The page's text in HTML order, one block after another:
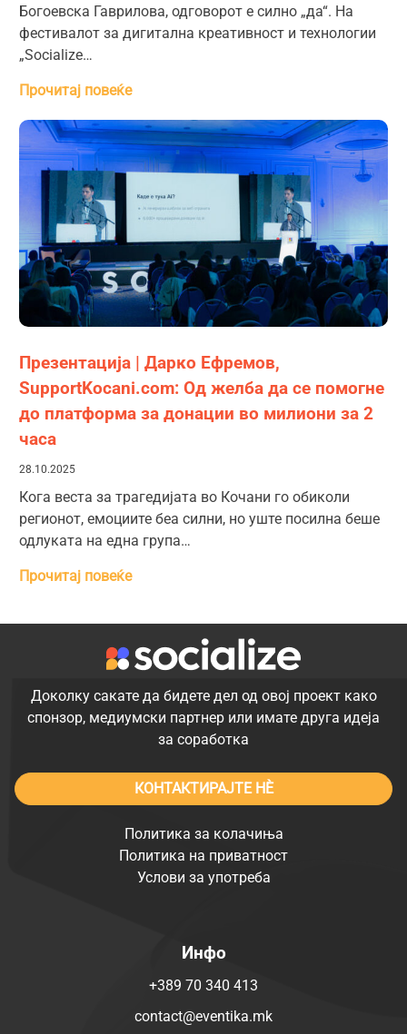
Богоевска Гаврилова, одговорот е силно „да“. На
фестивалот за дигитална креативност и технологии
„Socialize…
Прочитај повеќе
Презентација | Дарко Ефремов,
SupportKocani.com: Од желба да се помогне
до платформа за донации во милиони за 2
часа
28.10.2025
Кога веста за трагедијата во Кочани го обиколи
регионот, емоциите беа силни, но уште посилна беше
одлуката на една група…
Прочитај повеќе
Доколку сакате да бидете дел од овој проект како
спонзор, медиумски партнер или имате друга идеја
за соработка
КОНТАКТИРАЈТЕ НÈ
Политика за колачиња
Политика на приватност
Услови за употреба
Инфо
+389 70 340 413
contact@eventika.mk